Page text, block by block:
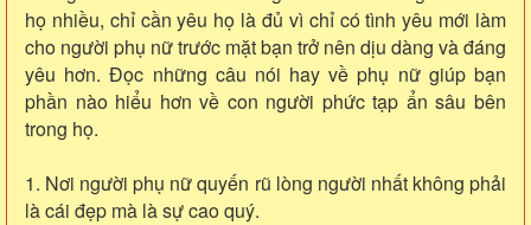
họ nhiều, chỉ cần yêu họ là đủ vì chỉ có tình yêu mới làm
cho người phụ nữ trước mặt bạn trở nên dịu dàng và đáng
yêu hơn. Đọc những câu nói hay về phụ nữ giúp bạn
phần nào hiểu hơn về con người phức tạp ẩn sâu bên
trong họ.
1. Nơi người phụ nữ quyến rũ lòng người nhất không phải
là cái đẹp mà là sự cao quý.